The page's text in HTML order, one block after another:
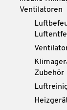
Ventilatoren
Zubehör